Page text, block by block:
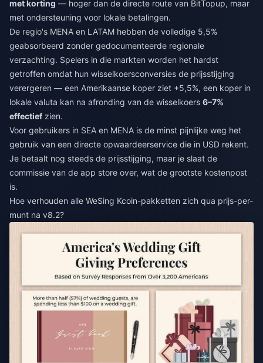
met korting — hoger dan de directe route van BitTopup, maar
met ondersteuning voor lokale betalingen.
De regio's MENA en LATAM hebben de volledige 5,5%
geabsorbeerd zonder gedocumenteerde regionale
verzachting. Spelers in die markten worden het hardst
getroffen omdat hun wisselkoersconversies de prijsstijging
verergeren — een Amerikaanse koper ziet +5,5%, een koper in
lokale valuta kan na afronding van de wisselkoers 6–7%
effectiefzien.
Voor gebruikers in SEA en MENA is de minst pijnlijke weg het
gebruik van een directe opwaardeerservice die in USD rekent.
Je betaalt nog steeds de prijsstijging, maar je slaat de
commissie van de app store over, wat de grootste kostenpost
is.
Hoe verhouden alle WeSing Kcoin-pakketten zich qua prijs-per-
munt na v8.2?